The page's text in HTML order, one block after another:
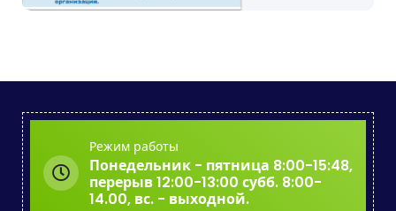
Режим работы
Понедельник - пятница 8:00-15:48,
перерыв 12:00-13:00 субб. 8:00-
14.00, вс. - выходной.